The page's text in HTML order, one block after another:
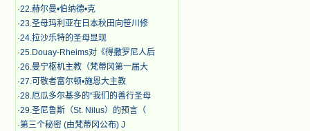
·22.赫尔曼•伯纳德•克
·23.圣母玛利亚在日本秋田向笹川修
·24.拉沙乐特的圣母显现
·25.Douay-Rheims对《得撒罗尼人后
·26.曼宁枢机主教（梵蒂冈第一届大
·27.可敬者富尔顿•施恩大主教
·28.厄瓜多尔基多的“我们的善行圣母
·29.圣尼鲁斯（St. Nilus）的预言（
·第三个秘密 (由梵蒂冈公布) J